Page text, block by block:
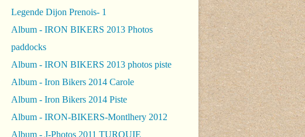
Legende Dijon Prenois- 1
Album - IRON BIKERS 2013 Photos
paddocks
Album - IRON BIKERS 2013 photos piste
Album - Iron Bikers 2014 Carole
Album - Iron Bikers 2014 Piste
Album - IRON-BIKERS-Montlhery 2012
Album - J-Photos 2011 TURQUIE